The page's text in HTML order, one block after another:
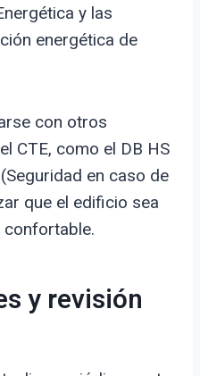
y las
energética de
con otros
CTE, como el DB HS
en caso de
que el edificio sea
confortable.
y revisión